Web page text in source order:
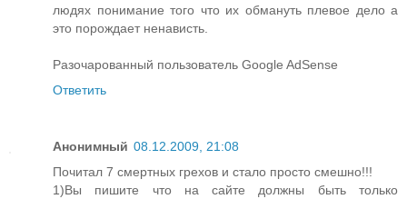
людях понимание того что их обмануть плевое дело а
это порождает ненависть.
Разочарованный пользователь Google AdSense
Ответить
Анонимный 08.12.2009, 21:08
Почитал 7 смертных грехов и стало просто смешно!!!
1)Вы пишите что на сайте должны быть только